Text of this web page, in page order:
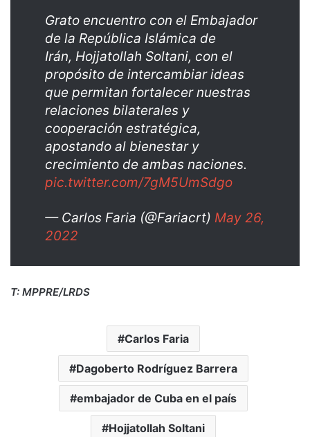
Grato encuentro con el Embajador
de la República Islámica de
Irán, Hojjatollah Soltani, con el
propósito de intercambiar ideas
que permitan fortalecer nuestras
relaciones bilaterales y
cooperación estratégica,
apostando al bienestar y
crecimiento de ambas naciones.
pic.twitter.com/7gM5UmSdgo
— Carlos Faria (@Fariacrt) May 26,
2022
T: MPPRE/LRDS
Carlos Faria
Dagoberto Rodríguez Barrera
embajador de Cuba en el país
Hojjatollah Soltani